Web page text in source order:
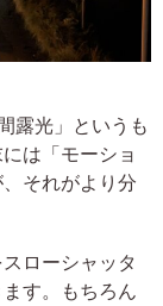
露光」というも
は「モーショ
それがより分
ローシャッタ
す。もちろん